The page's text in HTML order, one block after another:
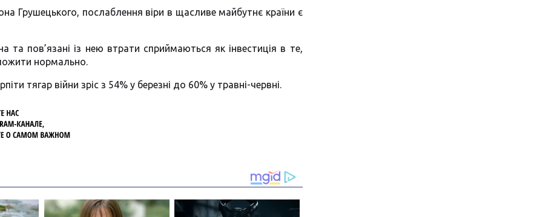
Грушецького, послаблення віри в щасливе майбутнє країни є
пов’язані із нею втрати сприймаються як інвестиція в те,
нормально.
тягар війни зріс з 54% у березні до 60% у травні-червні.